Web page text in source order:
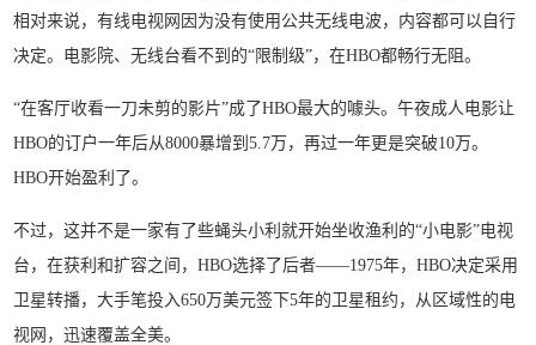
相对来说，有线电视网因为没有使用公共无线电波，内容都可以自行
决定。电影院、无线台看不到的“限制级”，在HBO都畅行无阻。
“在客厅收看一刀未剪的影片”成了HBO最大的噱头。午夜成人电影让
HBO的订户一年后从8000暴增到5.7万，再过一年更是突破10万。
HBO开始盈利了。
不过，这并不是一家有了些蝇头小利就开始坐收渔利的“小电影”电视
台，在获利和扩容之间，HBO选择了后者——1975年，HBO决定采用
卫星转播，大手笔投入650万美元签下5年的卫星租约，从区域性的电
视网，迅速覆盖全美。